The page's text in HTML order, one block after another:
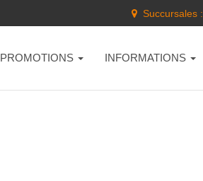
Succursales :
PROMOTIONS INFORMATIONS